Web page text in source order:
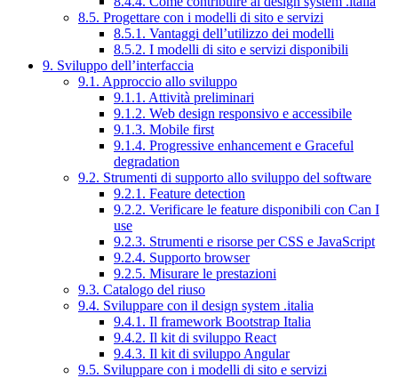
8.5. Progettare con i modelli di sito e servizi
8.5.1. Vantaggi dell’utilizzo dei modelli
8.5.2. I modelli di sito e servizi disponibili
9. Sviluppo dell’interfaccia
9.1. Approccio allo sviluppo
9.1.1. Attività preliminari
9.1.2. Web design responsivo e accessibile
9.1.3. Mobile first
9.1.4. Progressive enhancement e Graceful
degradation
9.2. Strumenti di supporto allo sviluppo del software
9.2.1. Feature detection
9.2.2. Verificare le feature disponibili con Can I
use
9.2.3. Strumenti e risorse per CSS e JavaScript
9.2.4. Supporto browser
9.2.5. Misurare le prestazioni
9.3. Catalogo del riuso
9.4. Sviluppare con il design system .italia
9.4.1. Il framework Bootstrap Italia
9.4.2. Il kit di sviluppo React
9.4.3. Il kit di sviluppo Angular
9.5. Sviluppare con i modelli di sito e servizi